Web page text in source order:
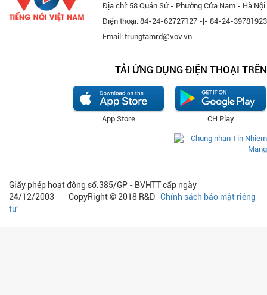
Địa chỉ: 58 Quán Sứ - Phường Cửa Nam - Hà Nội
Điện thoại: 84-24-62727127 -|- 84-24-39781923
Email: trungtamrd@vov.vn
TẢI ỨNG DỤNG ĐIỆN THOẠI TRÊN
CH Play
App Store
Giấy phép hoạt động số:385/GP - BVHTT cấp ngày
24/12/2003 CopyRight © 2018 R&D Chính sách bảo mật riêng
tư